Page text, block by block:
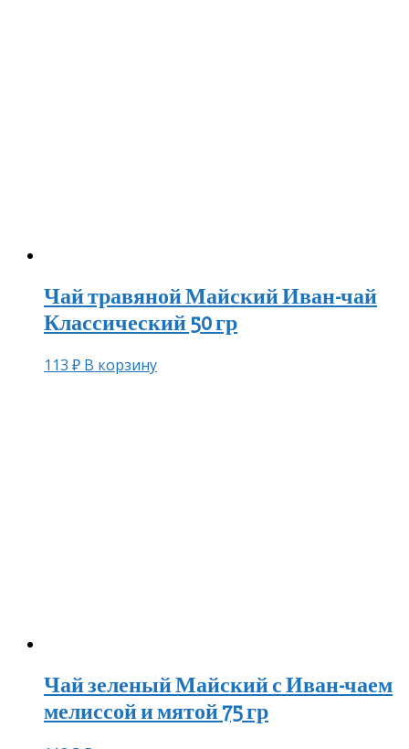
Чай травяной Майский Иван-чай
Классический 50 гр
113 ₽ В корзину
Чай зеленый Майский с Иван-чаем
мелиссой и мятой 75 гр